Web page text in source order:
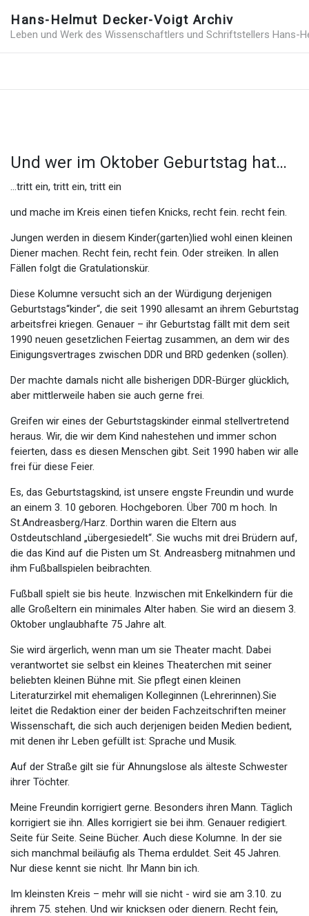
Hans-Helmut Decker-Voigt Archiv
Leben und Werk des Wissenschaftlers und Schriftstellers Hans-
Und wer im Oktober Geburtstag hat…
…tritt ein, tritt ein, tritt ein
und mache im Kreis einen tiefen Knicks, recht fein. recht fein.
Jungen werden in diesem Kinder(garten)lied wohl einen kleinen
Diener machen. Recht fein, recht fein. Oder streiken. In allen
Fällen folgt die Gratulationskür.
Diese Kolumne versucht sich an der Würdigung derjenigen
Geburtstags“kinder“, die seit 1990 allesamt an ihrem Geburtstag
arbeitsfrei kriegen. Genauer – ihr Geburtstag fällt mit dem seit
1990 neuen gesetzlichen Feiertag zusammen, an dem wir des
Einigungsvertrages zwischen DDR und BRD gedenken (sollen).
Der machte damals nicht alle bisherigen DDR-Bürger glücklich,
aber mittlerweile haben sie auch gerne frei.
Greifen wir eines der Geburtstagskinder einmal stellvertretend
heraus. Wir, die wir dem Kind nahestehen und immer schon
feierten, dass es diesen Menschen gibt. Seit 1990 haben wir alle
frei für diese Feier.
Es, das Geburtstagskind, ist unsere engste Freundin und wurde
an einem 3. 10 geboren. Hochgeboren. Über 700 m hoch. In
St.Andreasberg/Harz. Dorthin waren die Eltern aus
Ostdeutschland „übergesiedelt“. Sie wuchs mit drei Brüdern auf,
die das Kind auf die Pisten um St. Andreasberg mitnahmen und
ihm Fußballspielen beibrachten.
Fußball spielt sie bis heute. Inzwischen mit Enkelkindern für die
alle Großeltern ein minimales Alter haben. Sie wird an diesem 3.
Oktober unglaubhafte 75 Jahre alt.
Sie wird ärgerlich, wenn man um sie Theater macht. Dabei
verantwortet sie selbst ein kleines Theaterchen mit seiner
beliebten kleinen Bühne mit. Sie pflegt einen kleinen
Literaturzirkel mit ehemaligen Kolleginnen (Lehrerinnen).Sie
leitet die Redaktion einer der beiden Fachzeitschriften meiner
Wissenschaft, die sich auch derjenigen beiden Medien bedient,
mit denen ihr Leben gefüllt ist: Sprache und Musik.
Auf der Straße gilt sie für Ahnungslose als älteste Schwester
ihrer Töchter.
Meine Freundin korrigiert gerne. Besonders ihren Mann. Täglich
korrigiert sie ihn. Alles korrigiert sie bei ihm. Genauer redigiert.
Seite für Seite. Seine Bücher. Auch diese Kolumne. In der sie
sich manchmal beiläufig als Thema erduldet. Seit 45 Jahren.
Nur diese kennt sie nicht. Ihr Mann bin ich.
Im kleinsten Kreis – mehr will sie nicht - wird sie am 3.10. zu
ihrem 75. stehen. Und wir knicksen oder dienern. Recht fein,